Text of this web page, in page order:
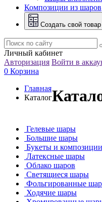
Композиции из шаров
Создать свой товар
Личный кабинет
Авторизация Войти в
0 Корзина
Главная
Каталог
Гелевые шары
Большие шары
Букеты и
Латексные шары
Облако шаров
Светящиеся шары
Фольгированные
Ходячие шары